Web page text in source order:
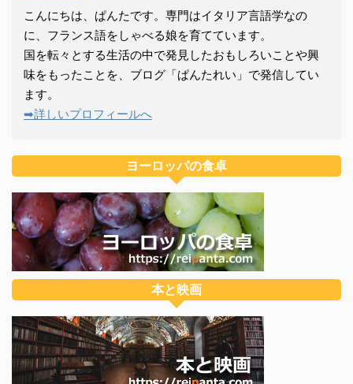
こんにちは、ぱんたです。専門はイタリア言語学なの
に、フランス語をしゃべる娘を育てています。
国を転々とする生活の中で発見したおもしろいことや興
味をもったことを、ブログ「ぱんたれい」で発信してい
ます。
➡詳しいプロフィールへ
ヨーロッパの食卓
本と映画